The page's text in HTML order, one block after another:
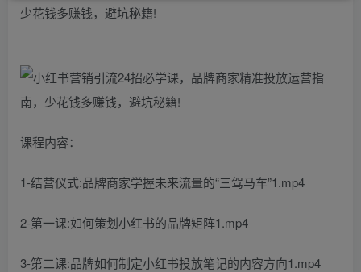
少花钱多赚钱，避坑秘籍!
课程内容：
1-结营仪式:品牌商家学握未来流量的“三驾马车”1.mp4
2-第一课:如何策划小红书的品牌矩阵1.mp4
3-第二课:品牌如何制定小红书投放笔记的内容方向1.mp4